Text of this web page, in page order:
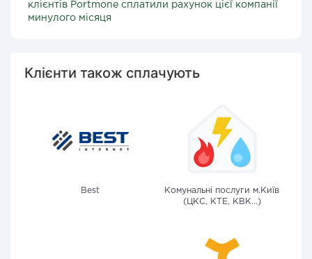
клієнтів Portmone сплатили рахунок цієї компанії
минулого місяця
Клієнти також сплачують
Best
Комунальні послуги м.Київ
(ЦКС, КТЕ, КВК...)